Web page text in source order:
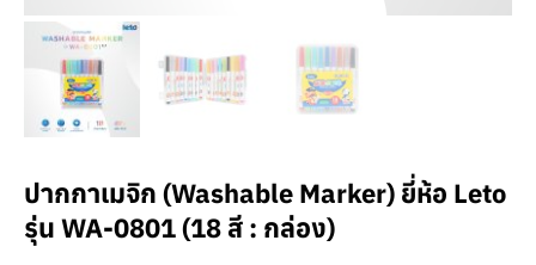
ปากกาเมจิก (Washable Marker) ยี่ห้อ Leto
รุ่น WA-0801 (18 สี : กล่อง)